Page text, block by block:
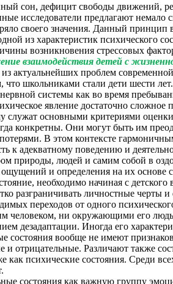
сон, дефицит свободы движений,
исследователи предлагают
своего значения. Данный принцип
из характеристик психического
возникновения стрессовых
взаимодействия детей с
актуальнейших проблем
школьниками стали дети шести
системы как во время
явление достаточно
служат основными критериями
Они могут быть им
В этом контексте
к адекватному поведению и
людей и самим собой в
и определения на их основе
необходимо начиная с детского
разграничивать личностные черты
переходов от одного
человеком, ни окружающими его
дезадаптации. Иногда его
состояния вообще не имеют
отрицательные. Различают также
как психические состояния. Среди
как важную группу